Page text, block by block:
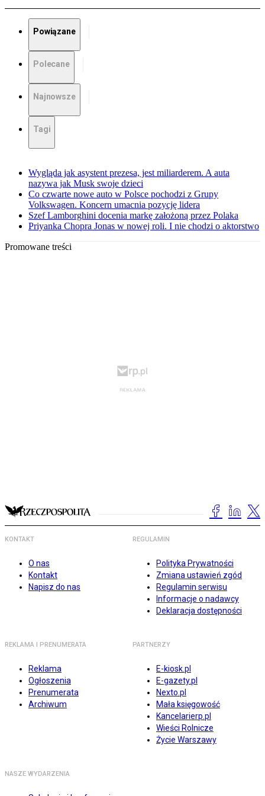
Powiązane
Polecane
Najnowsze
Tagi
Wygląda jak asystent prezesa, jest miliarderem. A auta
nazywa jak Musk swoje dzieci
Co czwarte nowe auto w Polsce pochodzi z Grupy
Volkswagen. Koncern umacnia pozycję lidera
Szef Lamborghini docenia markę założoną przez Polaka
Priyanka Chopra Jonas w nowej roli. I nie chodzi o aktorstwo
Promowane treści
KONTAKT
O nas
Kontakt
Napisz do nas
REGULAMIN
Polityka Prywatności
Zmiana ustawień zgód
Regulamin serwisu
Informacje o nadawcy
Deklaracja dostępności
REKLAMA I PRENUMERATA
Reklama
Ogłoszenia
Prenumerata
Archiwum
PARTNERZY
E-kiosk.pl
E-gazety.pl
Nexto.pl
Mała księgowość
Kancelarierp.pl
Wieści Rolnicze
Życie Warszawy
NASZE WYDARZENIA